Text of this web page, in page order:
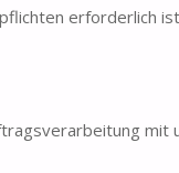
erforderlich
mit